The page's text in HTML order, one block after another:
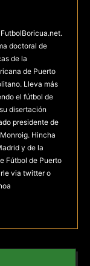
doctoral de
de la
de Puerto
Lleva más
el fútbol de
disertación
presidente de
Hincha
y de la
Fútbol de Puerto
via twitter o